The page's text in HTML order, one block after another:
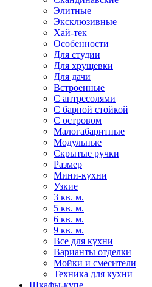
Элитные
Эксклюзивные
Хай-тек
Особенности
Для студии
Для хрущевки
Для дачи
Встроенные
С антресолями
С барной стойкой
С островом
Малогабаритные
Модульные
Скрытые ручки
Размер
Мини-кухни
Узкие
3 кв. м.
5 кв. м.
6 кв. м.
9 кв. м.
Все для кухни
Варианты отделки
Мойки и смесители
Техника для кухни
Шкафы-купе